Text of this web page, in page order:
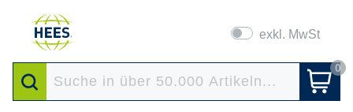
exkl. MwSt
0